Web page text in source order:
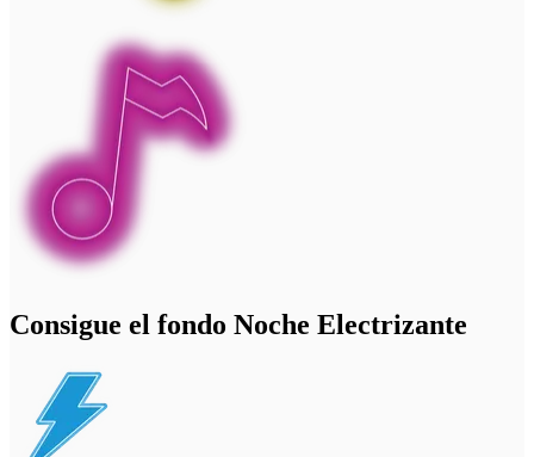
Consigue el fondo Noche Electrizante